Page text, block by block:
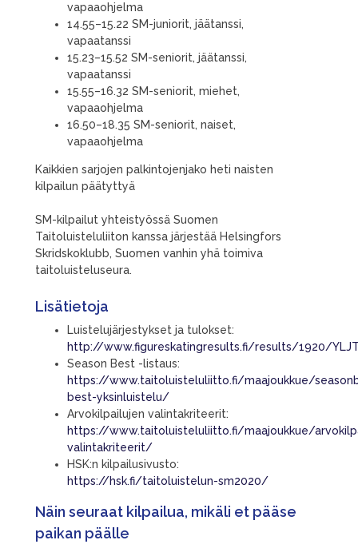
vapaaohjelma
14.55–15.22 SM-juniorit, jäätanssi,
vapaatanssi
15.23–15.52 SM-seniorit, jäätanssi,
vapaatanssi
15.55–16.32 SM-seniorit, miehet,
vapaaohjelma
16.50–18.35 SM-seniorit, naiset,
vapaaohjelma
Kaikkien sarjojen palkintojenjako heti naisten
kilpailun päätyttyä
SM-kilpailut yhteistyössä Suomen
Taitoluisteluliiton kanssa järjestää Helsingfors
Skridskoklubb, Suomen vanhin yhä toimiva
taitoluisteluseura.
Lisätietoja
Luistelujärjestykset ja tulokset:
http://www.figureskatingresults.fi/results/1920/
Season Best -listaus:
https://www.taitoluisteluliitto.fi/maajoukkue/
best-yksinluistelu/
Arvokilpailujen valintakriteerit:
https://www.taitoluisteluliitto.fi/maajoukkue/
valintakriteerit/
HSK:n kilpailusivusto:
https://hsk.fi/taitoluistelun-sm2020/
Näin seuraat kilpailua, mikäli et pääse
paikan päälle